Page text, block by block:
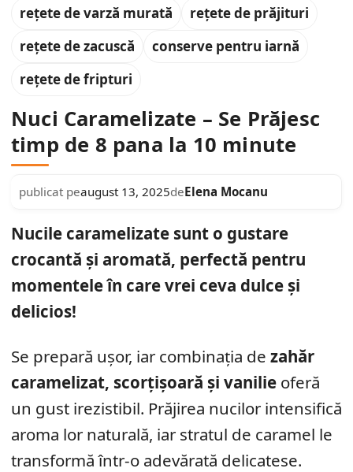
rețete de varză murată
rețete de prăjituri
rețete de zacuscă
conserve pentru iarnă
rețete de fripturi
Nuci Caramelizate – Se Prăjesc
timp de 8 pana la 10 minute
publicat peaugust 13, 2025deElena Mocanu
Nucile caramelizate sunt o gustare
crocantă și aromată, perfectă pentru
momentele în care vrei ceva dulce și
delicios!
Se prepară ușor, iar combinația de zahăr
caramelizat, scorțișoară și vanilie oferă
un gust irezistibil. Prăjirea nucilor intensifică
aroma lor naturală, iar stratul de caramel le
transformă într-o adevărată delicatese.